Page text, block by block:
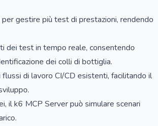
gestire più test di prestazioni, rendendo
dei test in tempo reale, consentendo
dei colli di bottiglia.
di lavoro CI/CD esistenti, facilitando il
il k6 MCP Server può simulare scenari